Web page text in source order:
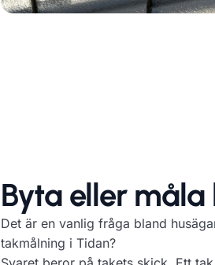
Byta eller
Det är en vanlig fråga bland
takmålning i Tidan?